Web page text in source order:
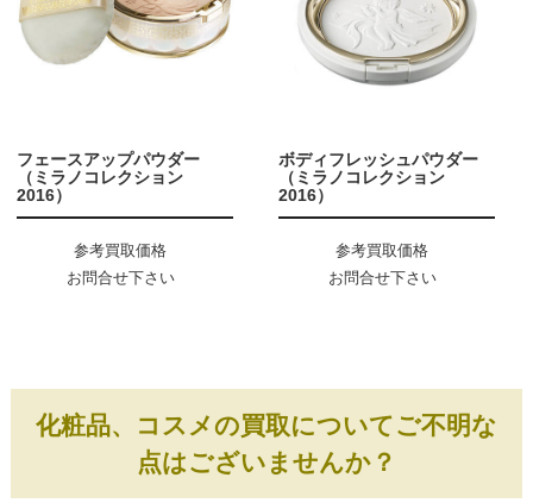
フェースアップパウダー
（ミラノコレクション
2016）
参考買取価格
お問合せ下さい
ボディフレッシュパウダー
（ミラノコレクション
2016）
参考買取価格
お問合せ下さい
化粧品、コスメの買取についてご不明な
点はございませんか？